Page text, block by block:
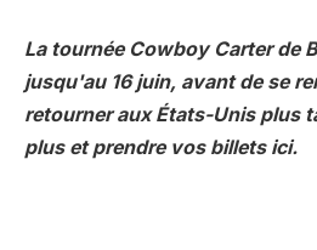
La tournée Cowboy Carter de
jusqu'au 16 juin, avant de se
retourner aux États-Unis plus
plus et prendre vos billets ici.